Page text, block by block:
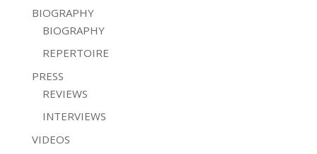
BIOGRAPHY
BIOGRAPHY
REPERTOIRE
PRESS
REVIEWS
INTERVIEWS
VIDEOS